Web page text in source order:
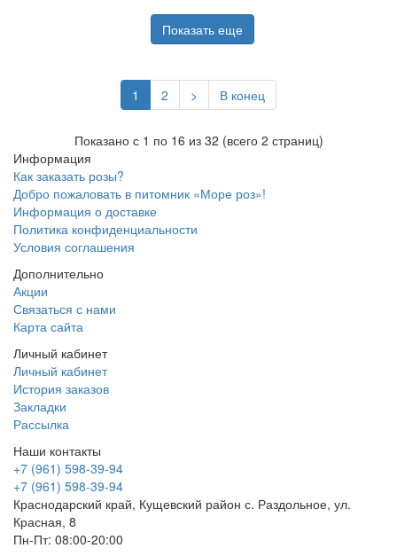
Показать еще
1 2 > В конец
Показано с 1 по 16 из 32 (всего 2 страниц)
Информация
Как заказать розы?
Добро пожаловать в питомник «Море роз»!
Информация о доставке
Политика конфиденциальности
Условия соглашения
Дополнительно
Акции
Связаться с нами
Карта сайта
Личный кабинет
Личный кабинет
История заказов
Закладки
Рассылка
Наши контакты
+7 (961) 598-39-94
+7 (961) 598-39-94
Краснодарский край, Кущевский район с. Раздольное, ул.
Красная, 8
Пн-Пт: 08:00-20:00